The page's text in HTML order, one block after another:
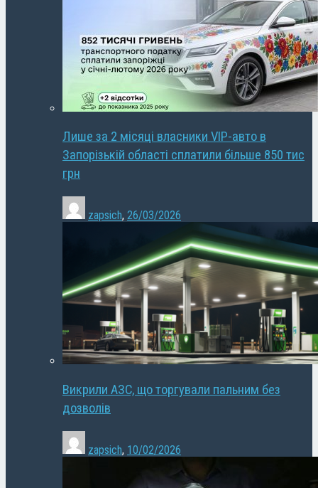
Лише за 2 місяці власники VIP-авто в
Запорізькій області сплатили більше 850 тис
грн
zapsich, 26/03/2026
Викрили АЗС, що торгували пальним без
дозволів
zapsich, 10/02/2026